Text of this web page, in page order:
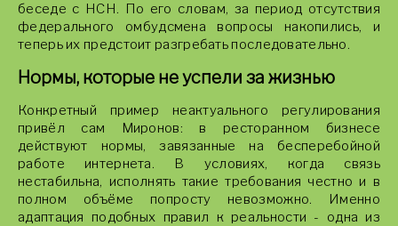
беседе с НСН. По его словам, за период отсутствия
федерального омбудсмена вопросы накопились, и
теперь их предстоит разгребать последовательно.
Нормы, которые не успели за жизнью
Конкретный пример неактуального регулирования
привёл сам Миронов: в ресторанном бизнесе
действуют нормы, завязанные на бесперебойной
работе интернета. В условиях, когда связь
нестабильна, исполнять такие требования честно и в
полном объёме попросту невозможно. Именно
адаптация подобных правил к реальности - одна из